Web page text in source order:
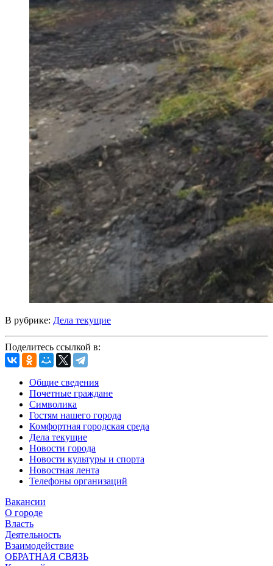
В рубрике: Дела текущие
Поделитесь ссылкой в:
Общие сведения
Почетные граждане
Символика
Гостям нашего города
Комфортная городская среда
Дела текущие
Новости города
Новости культуры и спорта
Новостная лента
Телефоны организаций
Вакансии
О городе
Власть
Деятельность
Взаимодействие
ОБРАТНАЯ СВЯЗЬ